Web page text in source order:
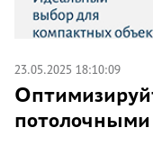
23.05.2025 18:10:09